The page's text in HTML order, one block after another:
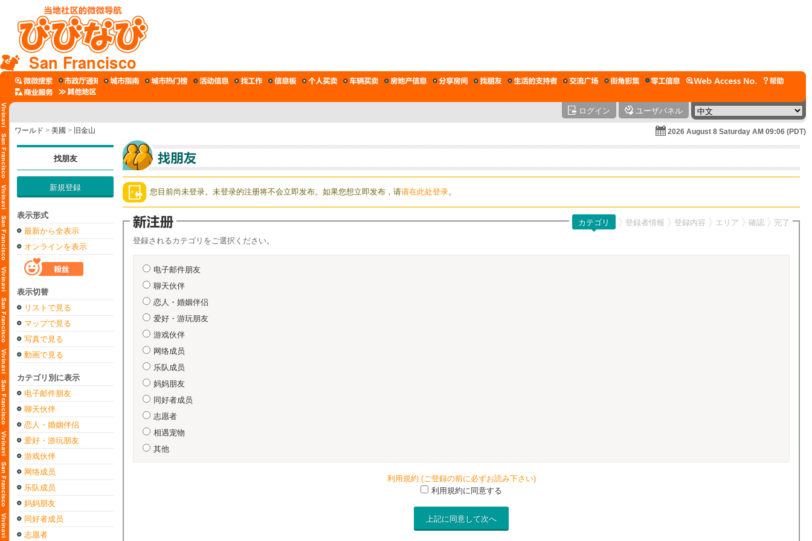
San Francisco
ログイン ユーザパネル
ワールド > 美國 > 旧金山 2026 August 8 Saturday AM 09:06 (PDT)
找朋友
新規登録
表示形式
最新から全表示
オンラインを表示
表示切替
リストで見る
マップで見る
写真で見る
動画で見る
カテゴリ別に表示
电子邮件朋友
聊天伙伴
恋人・婚姻伴侣
爱好・游玩朋友
游戏伙伴
网络成员
乐队成员
妈妈朋友
同好者成员
志愿者
您目前尚未登录。未登录的注册将不会立即发布。如果您想立即发布，请请在此处登录。
カテゴリ 登録者情報 登録内容 エリア 確認
完了
登録されるカテゴリをご選択ください。
电子邮件朋友
聊天伙伴
恋人・婚姻伴侣
爱好・游玩朋友
游戏伙伴
网络成员
乐队成员
妈妈朋友
同好者成员
志愿者
相遇宠物
其他
利用規約 (ご登録の前に必ずお読み下さい)
利用規約に同意する